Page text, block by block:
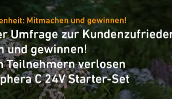
Farbtemperatur
Artikelnummer
VPE1, Nettogewicht
Verpackungsinhalt
5